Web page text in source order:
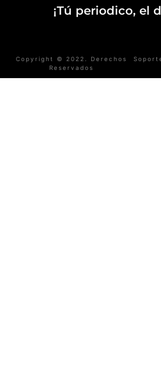
¡Tú periodico, el
Copyright © 2022. Derechos
Reservados